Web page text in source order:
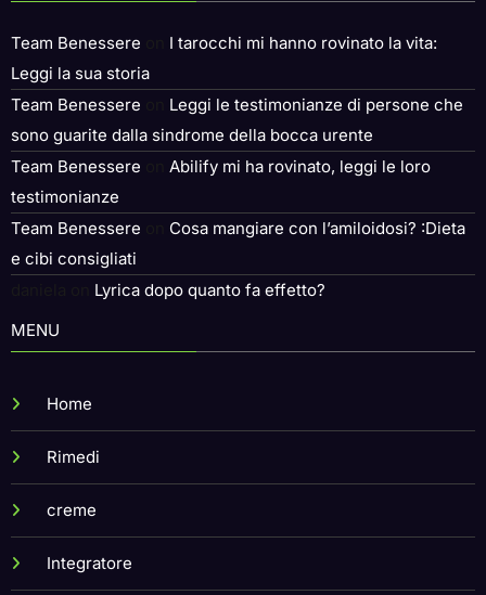
Team Benessere
I tarocchi mi hanno rovinato la vita:
Leggi la sua storia
Team Benessere
Leggi le testimonianze di persone che
sono guarite dalla sindrome della bocca urente
Team Benessere
Abilify mi ha rovinato, leggi le loro
testimonianze
Team Benessere
Cosa mangiare con l’amiloidosi? :Dieta
e cibi consigliati
Lyrica dopo quanto fa effetto?
MENU
Home
Rimedi
creme
Integratore